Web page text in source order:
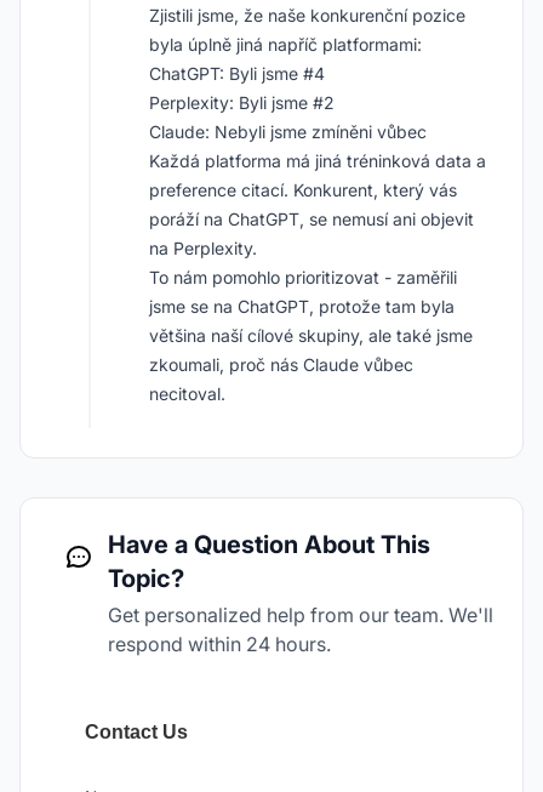
Zjistili jsme, že naše konkurenční pozice
byla úplně jiná napříč platformami:
ChatGPT: Byli jsme #4
Perplexity: Byli jsme #2
Claude: Nebyli jsme zmíněni vůbec
Každá platforma má jiná tréninková data a
preference citací. Konkurent, který vás
poráží na ChatGPT, se nemusí ani objevit
na Perplexity.
To nám pomohlo prioritizovat - zaměřili
jsme se na ChatGPT, protože tam byla
většina naší cílové skupiny, ale také jsme
zkoumali, proč nás Claude vůbec
necitoval.
Have a Question About This
Topic?
Get personalized help from our team. We'll
respond within 24 hours.